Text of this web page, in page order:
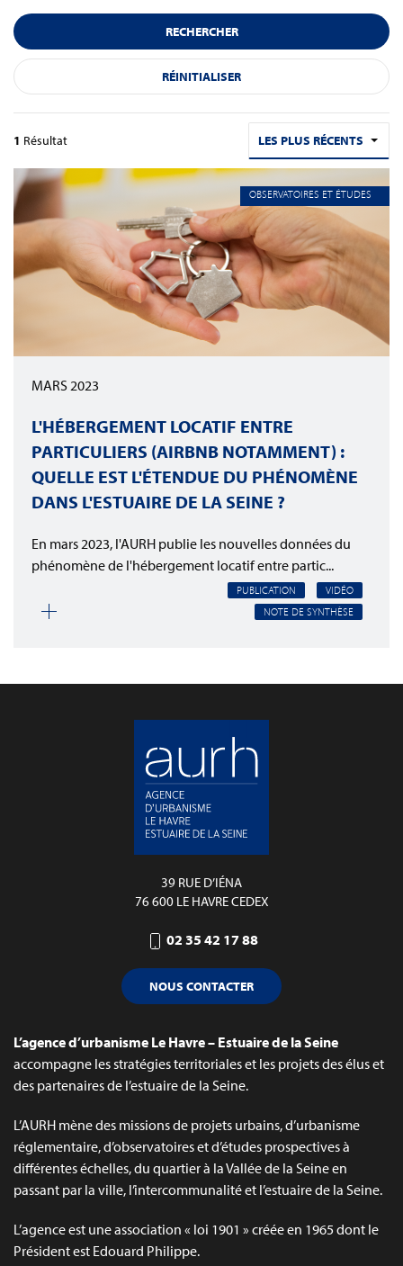
RECHERCHER
RÉINITIALISER
1 Résultat LES PLUS RÉCENTS
OBSERVATOIRES ET ÉTUDES
MARS 2023
L'HÉBERGEMENT LOCATIF ENTRE
PARTICULIERS (AIRBNB NOTAMMENT) :
QUELLE EST L'ÉTENDUE DU PHÉNOMÈNE
DANS L'ESTUAIRE DE LA SEINE ?
En mars 2023, l'AURH publie les nouvelles données du
phénomène de l'hébergement locatif entre partic...
PUBLICATION
VIDÉO
NOTE DE SYNTHÈSE
39 RUE D’IÉNA
76 600 LE HAVRE CEDEX
02 35 42 17 88
NOUS CONTACTER
L’agence d’urbanisme Le Havre – Estuaire de la Seine
accompagne les stratégies territoriales et les projets des élus et
des partenaires de l’estuaire de la Seine.
L’AURH mène des missions de projets urbains, d’urbanisme
réglementaire, d’observatoires et d’études prospectives à
différentes échelles, du quartier à la Vallée de la Seine en
passant par la ville, l’intercommunalité et l’estuaire de la Seine.
L’agence est une association « loi 1901 » créée en 1965 dont le
Président est Edouard Philippe.